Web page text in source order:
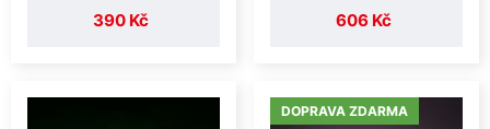
390 Kč 606 Kč
DOPRAVA ZDARMA